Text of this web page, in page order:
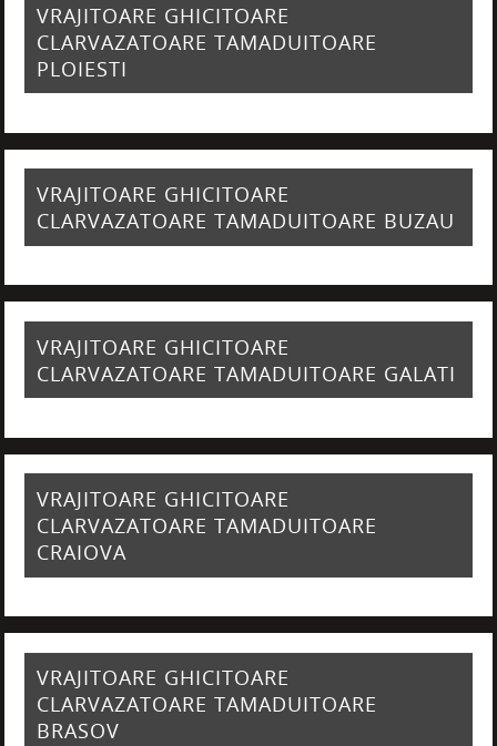
VRAJITOARE GHICITOARE
CLARVAZATOARE TAMADUITOARE
PLOIESTI
VRAJITOARE GHICITOARE
CLARVAZATOARE TAMADUITOARE BUZAU
VRAJITOARE GHICITOARE
CLARVAZATOARE TAMADUITOARE GALATI
VRAJITOARE GHICITOARE
CLARVAZATOARE TAMADUITOARE
CRAIOVA
VRAJITOARE GHICITOARE
CLARVAZATOARE TAMADUITOARE
BRASOV